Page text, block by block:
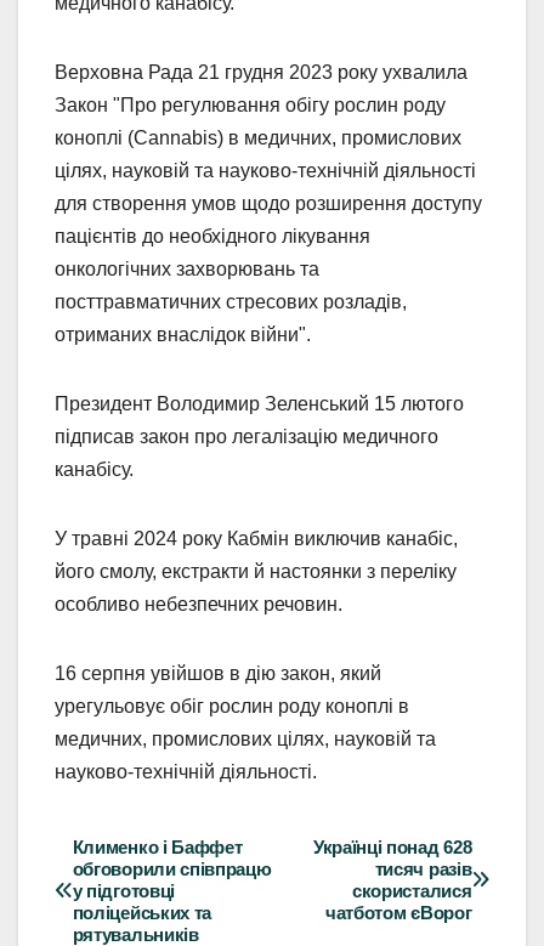
Верховна Рада 21 грудня 2023 року ухвалила
Закон "Про регулювання обігу рослин роду
коноплі (Cannabis) в медичних, промислових
цілях, науковій та науково-технічній діяльності
для створення умов щодо розширення доступу
пацієнтів до необхідного лікування
онкологічних захворювань та
посттравматичних стресових розладів,
отриманих внаслідок війни".
Президент Володимир Зеленський 15 лютого
підписав закон про легалізацію медичного
канабісу.
У травні 2024 року Кабмін виключив канабіс,
його смолу, екстракти й настоянки з переліку
особливо небезпечних речовин.
16 серпня увійшов в дію закон, який
урегульовує обіг рослин роду коноплі в
медичних, промислових цілях, науковій та
науково-технічній діяльності.
Навігація
записів
Українці понад 628
тисяч разів
скористалися
чатботом єВорог
Клименко і Баффет
обговорили співпрацю
у підготовці
поліцейських та
рятувальників